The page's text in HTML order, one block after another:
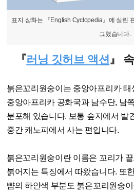
표지 삽화는 『English Cyclopedia』에 실린
그렸습니다.
『러닝 깃허브 액션』
붉은꼬리원숭이는 중앙아프리카 태
중앙아프리카 공화국과 남수단, 남
분포해 있습니다. 보통 숲지에서 발
중간 캐노피에서 사는 편입니다.
붉은꼬리원숭이란 이름은 꼬리가
붉어지는 특징에서 따왔습니다. 또
뺨의 하얀색 부분도 붉은꼬리원숭